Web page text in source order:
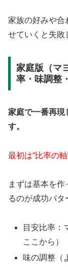
家族の好みや合
せていくと失敗
家庭版（マ
率・味調整
家庭で一番再現
す。
最初は“比率の
まずは基本を
るのが成功パタ
目安比率：
ここから）
味の調整（